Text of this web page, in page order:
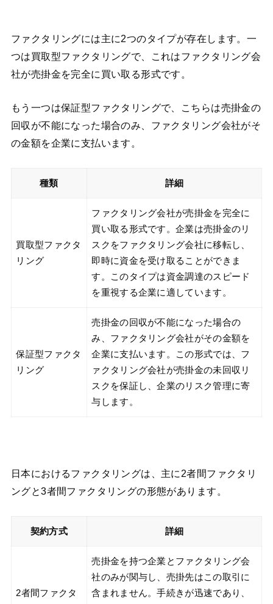
ファクタリングには主に2つのタイプが存在します。一
つは買取型ファクタリングで、これはファクタリング会
社が売掛金を完全に買い取る形式です。
もう一つは保証型ファクタリングで、こちらは売掛金の
回収が不能になった場合のみ、ファクタリング会社がそ
の金額を企業に支払います。
種類 詳細
買取型ファクタ
リング
ファクタリング会社が売掛金を完全に
買い取る形式です。企業は売掛金のリ
スクをファクタリング会社に移転し、
即時に資金を受け取ることができま
す。このタイプは資金調達のスピード
を重視する企業に適しています。
保証型ファクタ
リング
売掛金の回収が不能になった場合の
み、ファクタリング会社がその金額を
企業に支払います。この形式では、フ
ァクタリング会社が売掛金の未回収リ
スクを保証し、企業のリスク管理に寄
与します。
日本におけるファクタリングは、主に2者間ファクタリ
ングと3者間ファクタリングの形態があります。
契約方式 詳細
2者間ファクタ
売掛金を持つ企業とファクタリング会
社のみが関与し、売掛先はこの取引に
含まれません。手続きが迅速であり、